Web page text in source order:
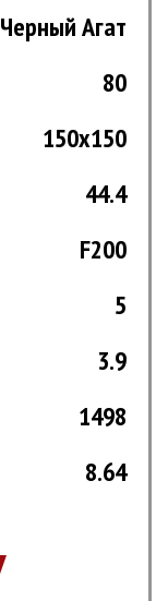
Черный Агат
80
150x150
44.4
F200
5
3.9
1498
8.64